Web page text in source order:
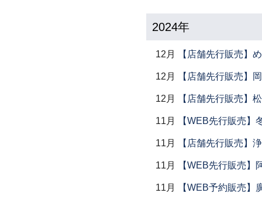
2024年
12月 【店舗先行販売】
12月 【店舗先行販売】
12月 【店舗先行販売】
11月 【WEB先行販売】
11月 【店舗先行販売】
11月 【WEB先行販売】
11月 【WEB予約販売】